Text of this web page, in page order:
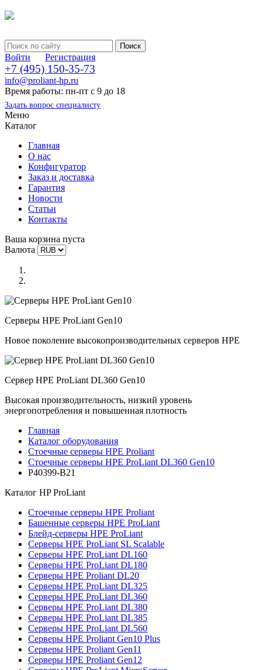
Войти Регистрация
+7 (495) 150-35-73
info@proliant-hp.ru
Время работы: пн-пт с 9 до 18
Задать вопрос специалисту
Меню
Каталог
Главная
О нас
Конфигуратор
Заказ и доставка
Гарантия
Новости
Статьи
Контакты
Ваша корзина пуста
Валюта
Серверы HPE ProLiant Gen10
Новое поколение высокопроизводительных серверов HPE
Сервер HPE ProLiant DL360 Gen10
Высокая производительность, низкий уровень
энергопотребления и повышенная плотность
Главная
Каталог оборудования
Стоечные серверы HPE Proliant
Стоечные серверы HPE ProLiant DL360 Gen10
P40399-B21
Каталог HP ProLiant
Стоечные серверы HPE Proliant
Башенные серверы HPE ProLiant
Блейд-серверы HPE ProLiant
Серверы HPE ProLiant SL Scalable
Серверы HPE ProLiant DL160
Серверы HPE ProLiant DL180
Серверы HPE Proliant DL20
Серверы HPE ProLiant DL325
Серверы HPE ProLiant DL360
Серверы HPE ProLiant DL380
Серверы HPE ProLiant DL385
Серверы HPE ProLiant DL560
Серверы HPE Proliant Gen10 Plus
Серверы HPE Proliant Gen11
Серверы HPE Proliant Gen12